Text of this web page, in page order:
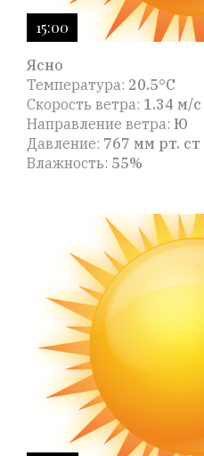
15:00
Ясно
Температура: 20.5°C
Скорость ветра: 1.34 м/с
Направление ветра: Ю
Давление: 767 мм рт. ст
Влажность: 55%